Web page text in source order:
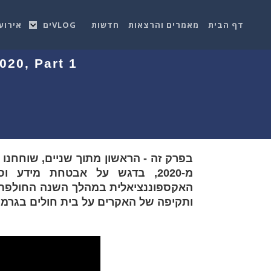
דף הבית מאמרים והרצאות חדשות VLOGים
Part 1
בפרק זה - הראשון מתוך שניים, שוחחנו
מ-2020, בדגש על אבטחת מידע
האקספוננציאלית במהלך השנה
ותקיפה של האקרים על בית חולים